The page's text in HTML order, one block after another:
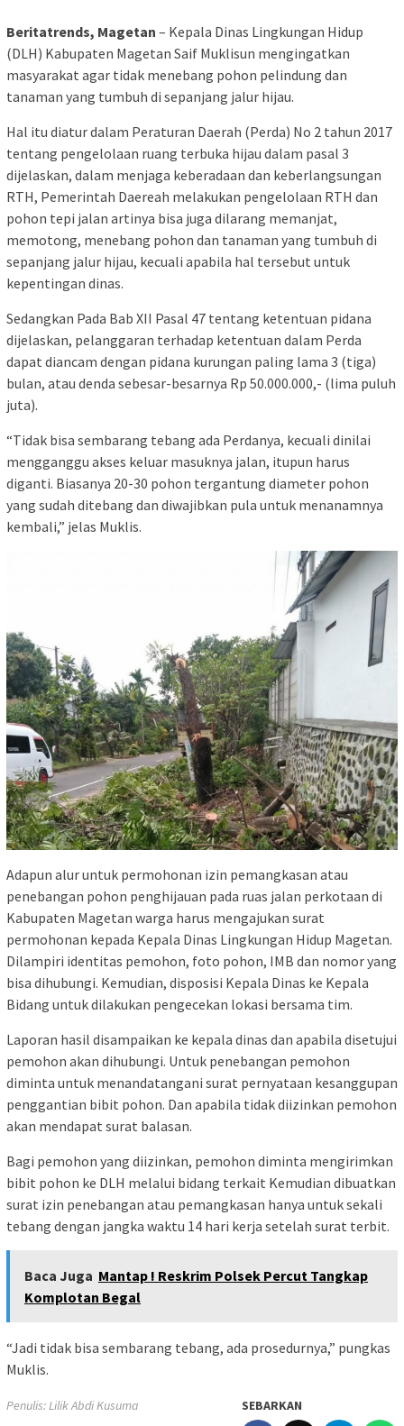
Beritatrends, Magetan – Kepala Dinas Lingkungan Hidup
(DLH) Kabupaten Magetan Saif Muklisun mengingatkan
masyarakat agar tidak menebang pohon pelindung dan
tanaman yang tumbuh di sepanjang jalur hijau.
Hal itu diatur dalam Peraturan Daerah (Perda) No 2 tahun 2017
tentang pengelolaan ruang terbuka hijau dalam pasal 3
dijelaskan, dalam menjaga keberadaan dan keberlangsungan
RTH, Pemerintah Daereah melakukan pengelolaan RTH dan
pohon tepi jalan artinya bisa juga dilarang memanjat,
memotong, menebang pohon dan tanaman yang tumbuh di
sepanjang jalur hijau, kecuali apabila hal tersebut untuk
kepentingan dinas.
Sedangkan Pada Bab XII Pasal 47 tentang ketentuan pidana
dijelaskan, pelanggaran terhadap ketentuan dalam Perda
dapat diancam dengan pidana kurungan paling lama 3 (tiga)
bulan, atau denda sebesar-besarnya Rp 50.000.000,- (lima puluh
juta).
“Tidak bisa sembarang tebang ada Perdanya, kecuali dinilai
mengganggu akses keluar masuknya jalan, itupun harus
diganti. Biasanya 20-30 pohon tergantung diameter pohon
yang sudah ditebang dan diwajibkan pula untuk menanamnya
kembali,” jelas Muklis.
Adapun alur untuk permohonan izin pemangkasan atau
penebangan pohon penghijauan pada ruas jalan perkotaan di
Kabupaten Magetan warga harus mengajukan surat
permohonan kepada Kepala Dinas Lingkungan Hidup Magetan.
Dilampiri identitas pemohon, foto pohon, IMB dan nomor yang
bisa dihubungi. Kemudian, disposisi Kepala Dinas ke Kepala
Bidang untuk dilakukan pengecekan lokasi bersama tim.
Laporan hasil disampaikan ke kepala dinas dan apabila disetujui
pemohon akan dihubungi. Untuk penebangan pemohon
diminta untuk menandatangani surat pernyataan kesanggupan
penggantian bibit pohon. Dan apabila tidak diizinkan pemohon
akan mendapat surat balasan.
Bagi pemohon yang diizinkan, pemohon diminta mengirimkan
bibit pohon ke DLH melalui bidang terkait Kemudian dibuatkan
surat izin penebangan atau pemangkasan hanya untuk sekali
tebang dengan jangka waktu 14 hari kerja setelah surat terbit.
Baca Juga Mantap ! Reskrim Polsek Percut Tangkap
Komplotan Begal
“Jadi tidak bisa sembarang tebang, ada prosedurnya,” pungkas
Muklis.
Penulis: Lilik Abdi Kusuma SEBARKAN